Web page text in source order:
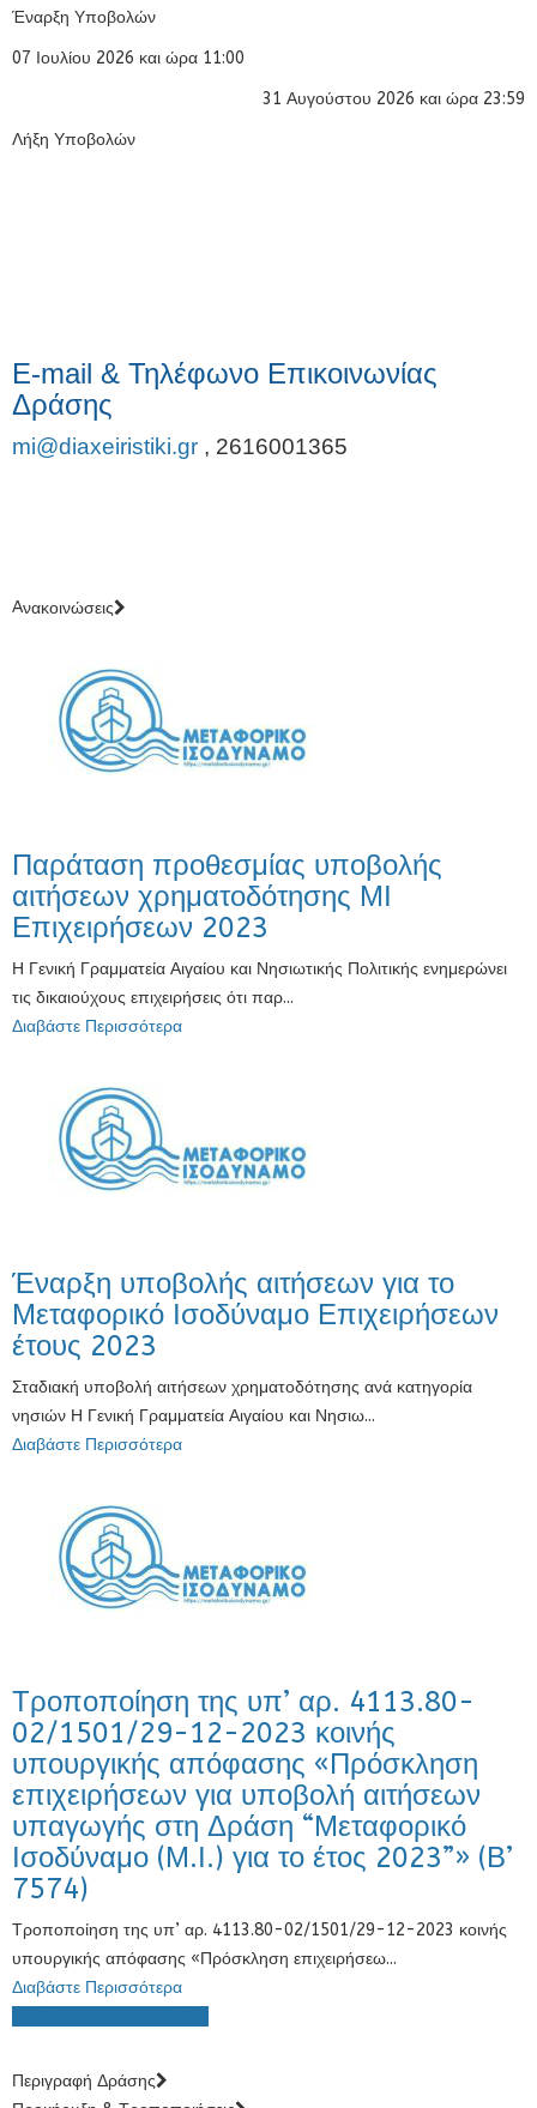
Έναρξη Υποβολών
07 Ιουλίου 2026 και ώρα 11:00
31 Αυγούστου 2026 και ώρα 23:59
Λήξη Υποβολών
E-mail & Τηλέφωνο Επικοινωνίας
Δράσης
mi@diaxeiristiki.gr , 2616001365
Aνακοινώσεις
Παράταση προθεσμίας υποβολής
αιτήσεων χρηματοδότησης ΜΙ
Επιχειρήσεων 2023
Η Γενική Γραμματεία Αιγαίου και Νησιωτικής Πολιτικής ενημερώνει
τις δικαιούχους επιχειρήσεις ότι παρ...
Διαβάστε Περισσότερα
Έναρξη υποβολής αιτήσεων για το
Μεταφορικό Ισοδύναμο Επιχειρήσεων
έτους 2023
Σταδιακή υποβολή αιτήσεων χρηματοδότησης ανά κατηγορία
νησιών Η Γενική Γραμματεία Αιγαίου και Νησιω...
Διαβάστε Περισσότερα
Τροποποίηση της υπ’ αρ. 4113.80-
02/1501/29-12-2023 κοινής
υπουργικής απόφασης «Πρόσκληση
επιχειρήσεων για υποβολή αιτήσεων
υπαγωγής στη Δράση “Μεταφορικό
Ισοδύναμο (Μ.Ι.) για το έτος 2023”» (Β’
7574)
Τροποποίηση της υπ’ αρ. 4113.80-02/1501/29-12-2023 κοινής
υπουργικής απόφασης «Πρόσκληση επιχειρήσεω...
Διαβάστε Περισσότερα
Περιγραφή Δράσης